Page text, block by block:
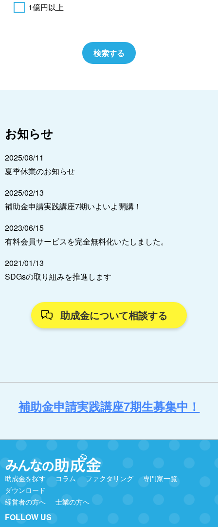
1億円以上
お知らせ
2025/08/11
夏季休業のお知らせ
2025/02/13
補助金申請実践講座7期いよいよ開講！
2023/06/15
有料会員サービスを完全無料化いたしました。
2021/01/13
SDGsの取り組みを推進します
助成金について相談する
補助金申請実践講座7期生募集中！
助成金を探す コラム ファクタリング
専門家一覧
ダウンロード
経営者の方へ
士業の方へ
FOLLOW US